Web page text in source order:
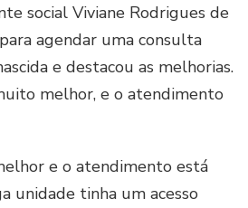
social Viviane Rodrigues de
agendar uma consulta
e destacou as melhorias.
melhor, e o atendimento
e o atendimento está
unidade tinha um acesso